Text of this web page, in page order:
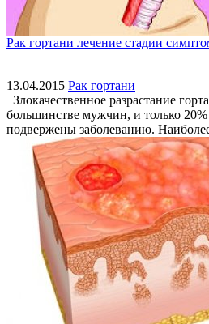
Рак гортани лечение стадии
13.04.2015 Рак гортани
Злокачественное разрастание
большинстве мужчин, и только
подвержены заболеванию.